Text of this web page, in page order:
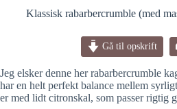
Klassisk rabarbercrumble (med
Gå til opskrift
Jeg elsker denne her rabarbercrumble
har en helt perfekt balance mellem
er med lidt citronskal, som passer rigtig